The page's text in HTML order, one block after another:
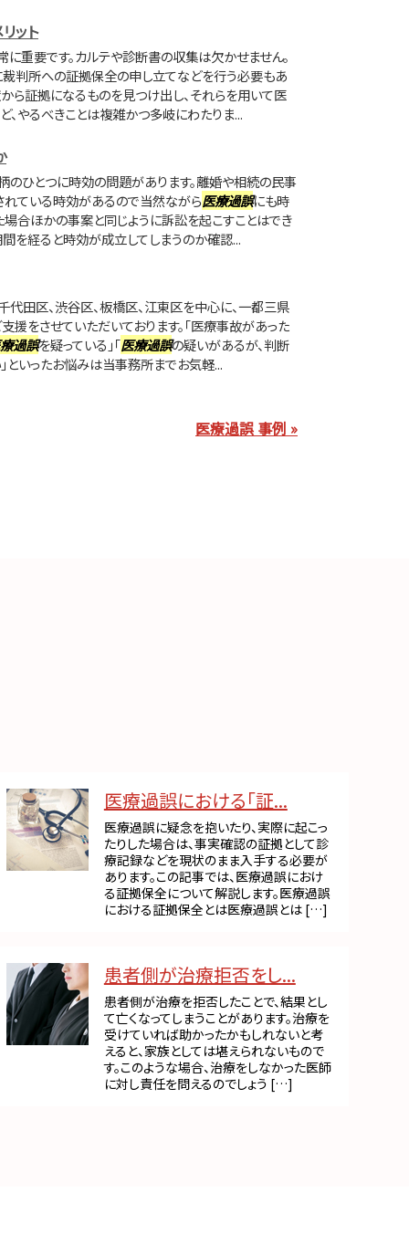
ット
重要です。カルテや診断書の収集は欠かせません。
裁判所への証拠保全の申し立てなどを行う必要もあ
ら証拠になるものを見つけ出し、それらを用いて医
やるべきことは複雑かつ多岐にわたりま...
のひとつに時効の問題があります。離婚や相続の民事
ている時効があるので当然ながら医療過誤にも時
合ほかの事案と同じように訴訟を起こすことはでき
を経ると時効が成立してしまうのか確認...
田区、渋谷区、板橋区、江東区を中心に、一都三県
援をさせていただいております。「医療事故があった
過誤を疑っている」「医療過誤の疑いがあるが、判断
といったお悩みは当事務所までお気軽...
医療過誤 事例 »
医療過誤における「証...
医療過誤に疑念を抱いたり、実際に起こっ
たりした場合は、事実確認の証拠として診
療記録などを現状のまま入手する必要が
あります。この記事では、医療過誤におけ
る証拠保全について解説します。医療過誤
における証拠保全とは医療過誤とは […]
患者側が治療拒否をし...
患者側が治療を拒否したことで、結果とし
て亡くなってしまうことがあります。治療を
受けていれば助かったかもしれないと考
えると、家族としては堪えられないもので
す。このような場合、治療をしなかった医師
に対し責任を問えるのでしょう […]